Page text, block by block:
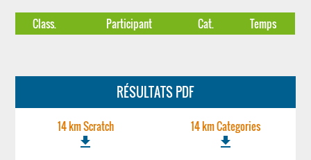
Class. Participant Cat. Temps
RÉSULTATS PDF
14 km Scratch
file_download
14 km Categories
file_download